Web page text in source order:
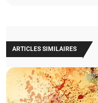
ARTICLES SIMILAIRES